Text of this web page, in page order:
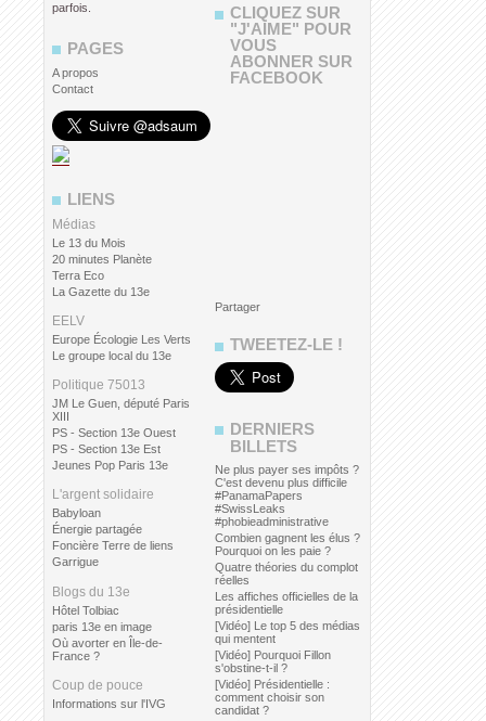
CLIQUEZ SUR
"J'AIME" POUR
VOUS
ABONNER SUR
FACEBOOK
Partager
TWEETEZ-LE !
DERNIERS
BILLETS
Ne plus payer ses impôts ?
C'est devenu plus difficile
#PanamaPapers
#SwissLeaks
#phobieadministrative
Combien gagnent les élus ?
Pourquoi on les paie ?
Quatre théories du complot
réelles
Les affiches officielles de la
présidentielle
[Vidéo] Le top 5 des médias
qui mentent
[Vidéo] Pourquoi Fillon
s'obstine-t-il ?
[Vidéo] Présidentielle :
comment choisir son
candidat ?
parfois.
PAGES
A propos
Contact
LIENS
Médias
Le 13 du Mois
20 minutes Planète
Terra Eco
La Gazette du 13e
EELV
Europe Écologie Les Verts
Le groupe local du 13e
Politique 75013
JM Le Guen, député Paris
XIII
PS - Section 13e Ouest
PS - Section 13e Est
Jeunes Pop Paris 13e
L'argent solidaire
Babyloan
Énergie partagée
Foncière Terre de liens
Garrigue
Blogs du 13e
Hôtel Tolbiac
paris 13e en image
Où avorter en Île-de-
France ?
Coup de pouce
Informations sur l'IVG